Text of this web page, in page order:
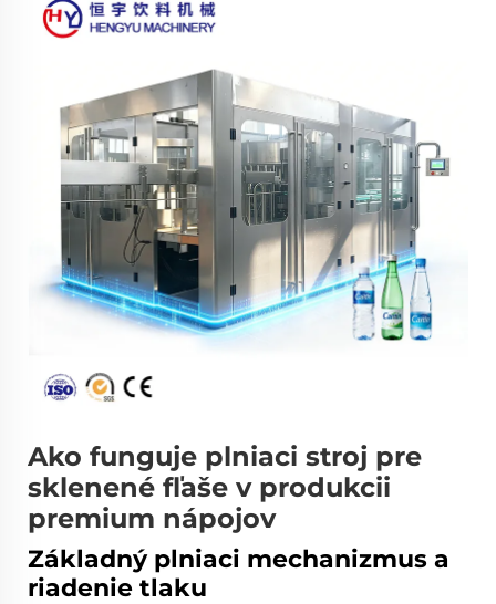
Ako funguje plniaci stroj pre
sklenené fľaše v produkcii
premium nápojov
Základný plniaci mechanizmus a
riadenie tlaku